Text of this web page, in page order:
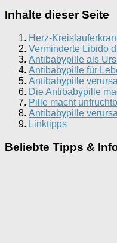
Inhalte dieser Seite
Herz-
Verminderte Libido
Antibabypille als
Antibabypille für
Antibabypille
Die Antibabypille
Pille macht
Antibabypille
Linktipps
Beliebte Tipps &